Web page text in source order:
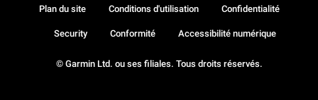
© Garmin Ltd. ou ses filiales. Tous droits réservés.
Plan du site Conditions d'utilisation Confidentialité
Security Conformité Accessibilité numérique